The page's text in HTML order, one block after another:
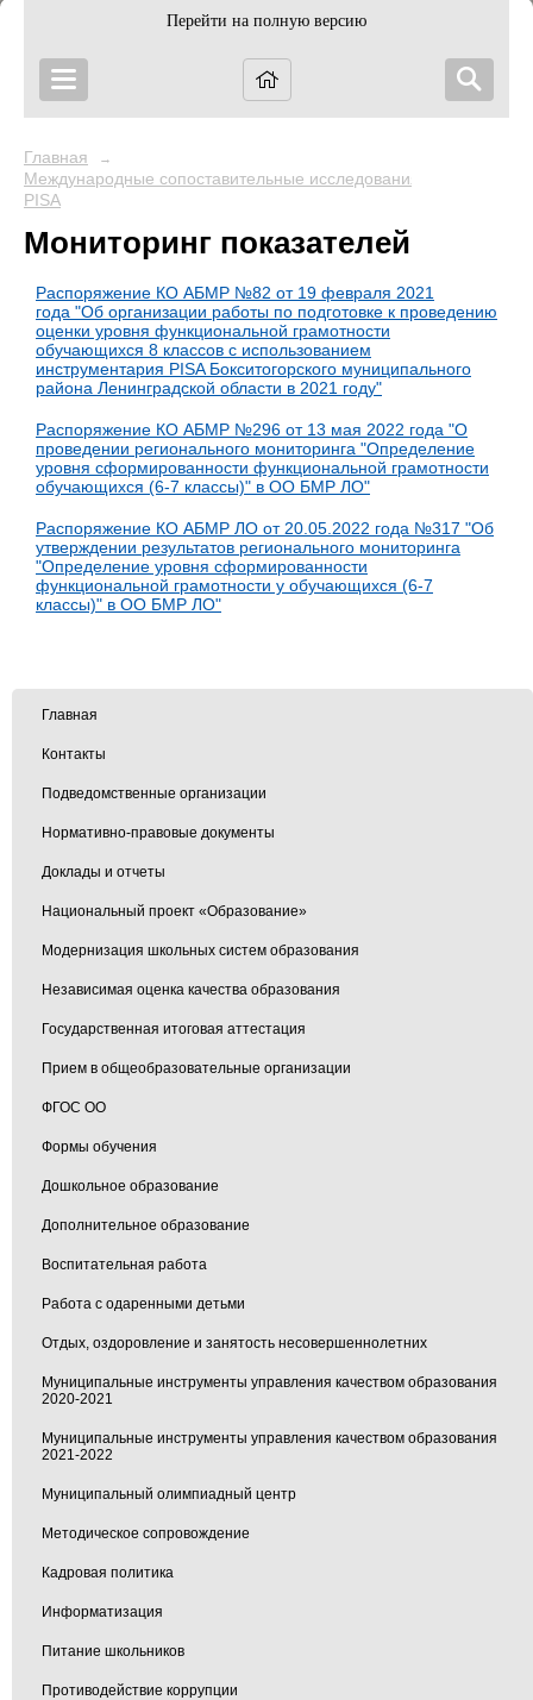
Перейти на полную версию
Главная →
Международные сопоставительные исследования
PISA
Мониторинг показателей
Распоряжение КО АБМР №82 от 19 февраля 2021
года "Об организации работы по подготовке к проведению
оценки уровня функциональной грамотности
обучающихся 8 классов с использованием
инструментария PISA Бокситогорского муниципального
района Ленинградской области в 2021 году"
Распоряжение КО АБМР №296 от 13 мая 2022 года "О
проведении регионального мониторинга "Определение
уровня сформированности функциональной грамотности
обучающихся (6-7 классы)" в ОО БМР ЛО"
Распоряжение КО АБМР ЛО от 20.05.2022 года №317 "Об
утверждении результатов регионального мониторинга
"Определение уровня сформированности
функциональной грамотности у обучающихся (6-7
классы)" в ОО БМР ЛО"
Главная
Контакты
Подведомственные организации
Нормативно-правовые документы
Доклады и отчеты
Национальный проект «Образование»
Модернизация школьных систем образования
Независимая оценка качества образования
Государственная итоговая аттестация
Прием в общеобразовательные организации
ФГОС ОО
Формы обучения
Дошкольное образование
Дополнительное образование
Воспитательная работа
Работа с одаренными детьми
Отдых, оздоровление и занятость несовершеннолетних
Муниципальные инструменты управления качеством образования
2020-2021
Муниципальные инструменты управления качеством образования
2021-2022
Муниципальный олимпиадный центр
Методическое сопровождение
Кадровая политика
Информатизация
Питание школьников
Противодействие коррупции